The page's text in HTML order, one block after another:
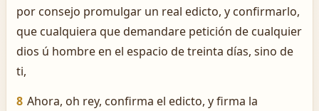
por consejo promulgar un real edicto, y confirmarlo,
que cualquiera que demandare petición de cualquier
dios ú hombre en el espacio de treinta días, sino de
ti,
8 Ahora, oh rey, confirma el edicto, y firma la